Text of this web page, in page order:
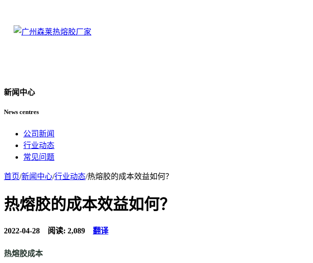
新闻中心
News centres
公司新闻
行业动态
常见问题
首页/新闻中心/行业动态/热熔胶的成本效益如何？
热熔胶的成本效益如何？
2022-04-28 阅读: 2,089 翻译
热熔胶成本